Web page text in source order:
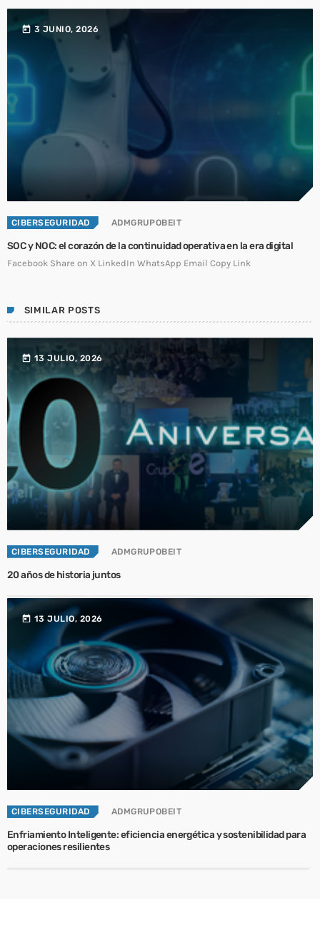
today 3 JUNIO, 2026
CIBERSEGURIDAD ADMGRUPOBEIT
SOC y NOC: el corazón de la continuidad operativa en la era digital
Facebook Share on X LinkedIn WhatsApp Email Copy Link
SIMILAR POSTS
today 13 JULIO, 2026
CIBERSEGURIDAD ADMGRUPOBEIT
20 años de historia juntos
today 13 JULIO, 2026
CIBERSEGURIDAD ADMGRUPOBEIT
Enfriamiento Inteligente: eficiencia energética y sostenibilidad para
operaciones resilientes